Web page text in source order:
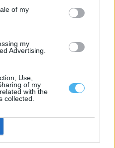
of my
my
Advertising.
Use,
of my
with the
collected.
em Ourique após colisão entre
123 (EN123) entre